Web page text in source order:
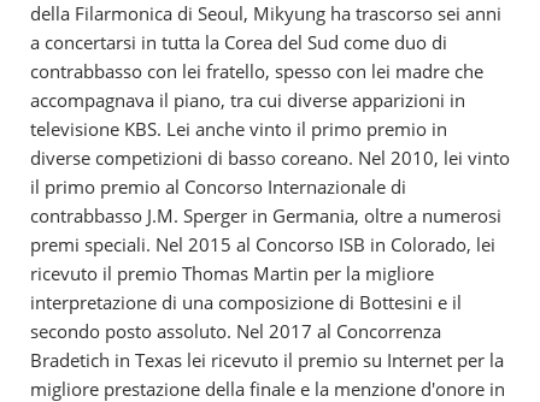
della Filarmonica di Seoul, Mikyung ha trascorso sei anni
a concertarsi in tutta la Corea del Sud come duo di
contrabbasso con lei fratello, spesso con lei madre che
accompagnava il piano, tra cui diverse apparizioni in
televisione KBS. Lei anche vinto il primo premio in
diverse competizioni di basso coreano. Nel 2010, lei vinto
il primo premio al Concorso Internazionale di
contrabbasso J.M. Sperger in Germania, oltre a numerosi
premi speciali. Nel 2015 al Concorso ISB in Colorado, lei
ricevuto il premio Thomas Martin per la migliore
interpretazione di una composizione di Bottesini e il
secondo posto assoluto. Nel 2017 al Concorrenza
Bradetich in Texas lei ricevuto il premio su Internet per la
migliore prestazione della finale e la menzione d'onore in